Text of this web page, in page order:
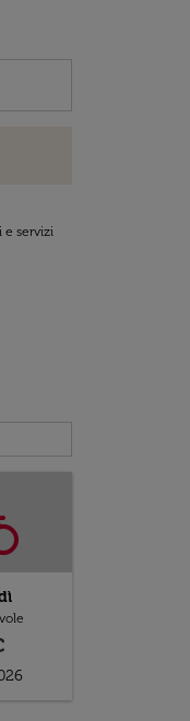
e servizi
option Centigradi